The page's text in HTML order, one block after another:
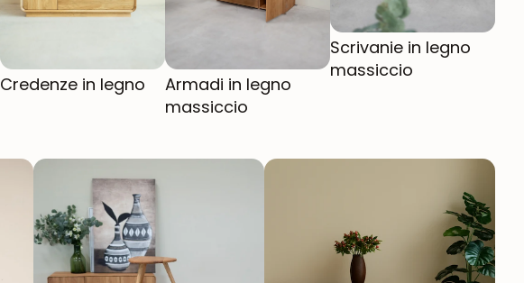
Credenze in legno
Armadi in legno
massiccio
Scrivanie in legno
massiccio